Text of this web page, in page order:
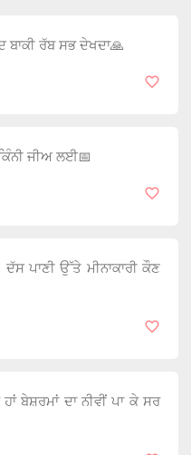
ਬਾਕੀ ਰੱਬ ਸਭ ਦੇਖਦਾ🙏
ਜੀਅ ਲਈ📅
ਪਾਣੀ ਉੱਤੇ ਮੀਨਾਕਾਰੀ ਕੌਣ
ਬੇਸ਼ਰਮਾਂ ਦਾ ਨੀਵੀਂ ਪਾ ਕੇ ਸਰ